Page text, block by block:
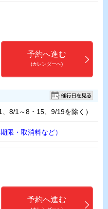
予約へ進む
(カレンダーへ)
8/1～8・15、9/19を除く）
限・取消料など）
予約へ進む